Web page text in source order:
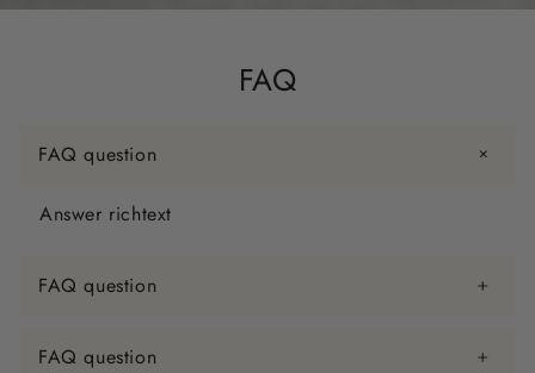
FAQ
FAQ question
Answer richtext
FAQ question
FAQ question